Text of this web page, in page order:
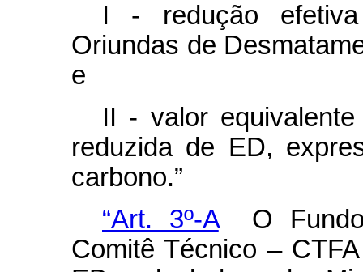
I - redução
Oriundas de
e
II - valor
reduzida de ED,
carbono.”
“Art. 3º-AO Fundo
Comitê Técnico –